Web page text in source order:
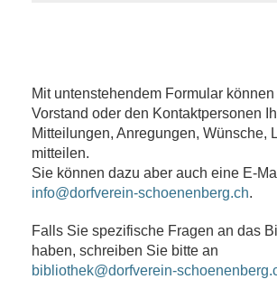
Mit untenstehendem Formular
Vorstand oder den Kontaktpersonen
Mitteilungen, Anregungen, Wünsche,
mitteilen.
Sie können dazu aber auch eine E-
info@dorfverein-schoenenberg.ch.
Falls Sie spezifische Fragen an das
haben, schreiben Sie bitte an
bibliothek@dorfverein-